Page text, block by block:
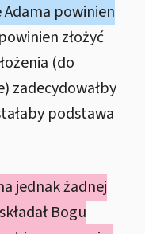
powinien
złożyć
(do
zadecydowałby
podstawa
jednak żadnej
Bogu